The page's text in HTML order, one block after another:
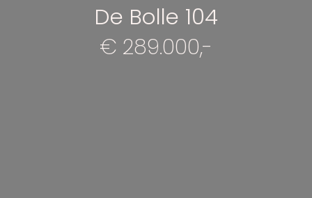
De Bolle 104
€ 289.000,-